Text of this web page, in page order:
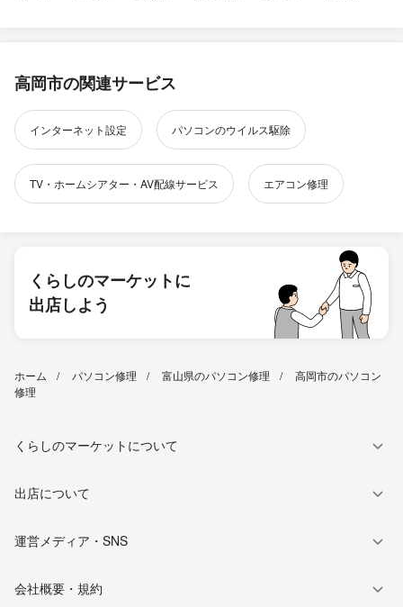
高岡市の関連サービス
インターネット設定 パソコンのウイルス駆除
TV・ホームシアター・AV配線サービス エアコン修理
くらしのマーケットに
出店しよう
ホーム パソコン修理 富山県のパソコン修理
高岡市のパソコン
修理
くらしのマーケットについて
出店について
運営メディア・SNS
会社概要・規約